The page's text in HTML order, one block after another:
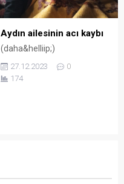
Aydın ailesinin acı kaybı
(daha&helliip;)
27.12.2023
0
174